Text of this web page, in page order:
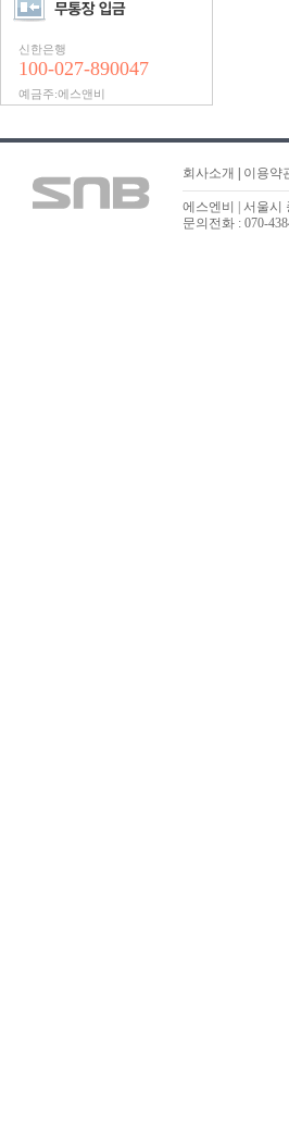
신한은행
100-027-890047
예금주:에스앤비
회사소개 이용약
에스엔비 | 서울시
문의전화 : 070-